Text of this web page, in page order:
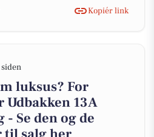
Kopiér link
luksus? For
Udbakken 13A
Se den og de